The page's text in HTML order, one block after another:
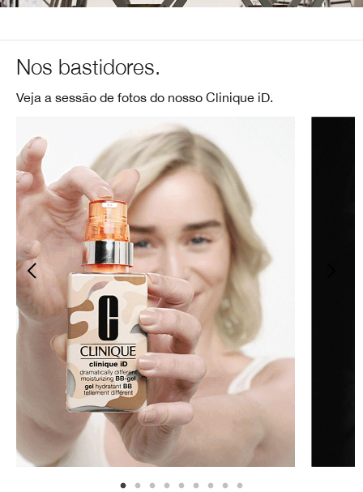
Nos bastidores.
Veja a sessão de fotos do nosso Clinique iD.